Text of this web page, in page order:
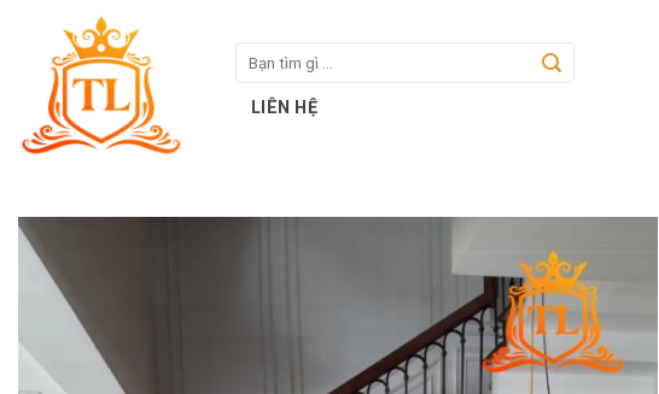
content
kiếm:
LIÊN HỆ